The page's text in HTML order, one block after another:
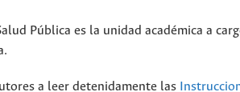
Pública es la unidad académica a
a leer detenidamente las